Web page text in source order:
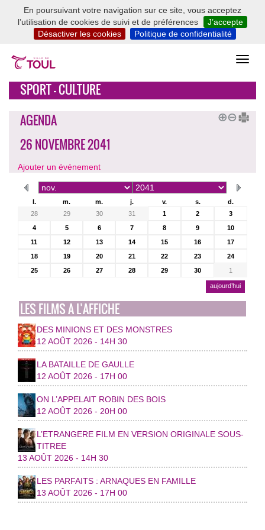
En poursuivant votre navigation sur ce site, vous acceptez
l’utilisation de cookies de suivi et de préférences
J’accepte
Désactiver les cookies
Politique de confidentialité
SPORT - CULTURE
AGENDA
26 NOVEMBRE 2041
Ajouter un événement
l. m. m. j. v. s.
d.
28
29 30 31 1 2
3
4
5 6 7 8 9
10
11
12 13 14 15 16
17
18
19 20 21 22 23
24
25
26 27 28 29 30 1
aujourd’hui
LES FILMS A L’AFFICHE
DES MINIONS ET DES MONSTRES
12 AOÛT 2026 - 14H 30
LA BATAILLE DE GAULLE
12 AOÛT 2026 - 17H 00
ON L’APPELAIT ROBIN DES BOIS
12 AOÛT 2026 - 20H 00
L’ETRANGERE FILM EN VERSION ORIGINALE SOUS-
TITREE
13 AOÛT 2026 - 14H 30
LES PARFAITS : ARNAQUES EN FAMILLE
13 AOÛT 2026 - 17H 00